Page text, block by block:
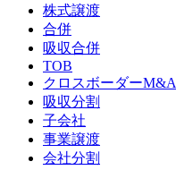
株式譲渡
合併
吸収合併
TOB
クロスボーダーM&A
吸収分割
子会社
事業譲渡
会社分割